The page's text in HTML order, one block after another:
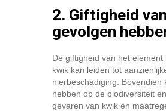
2. Giftigheid
gevolgen
De giftigheid van het
kwik kan leiden tot
nierbeschadiging.
hebben op de biodiversiteit
gevaren van kwik en